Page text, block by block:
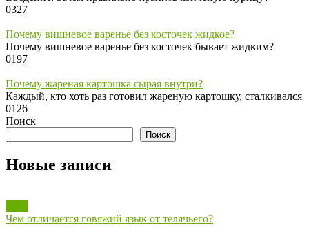
0327
Почему вишневое варенье без косточек жидкое?
Почему вишневое варенье без косточек бывает жидким?
0197
Почему жареная картошка сырая внутри?
Каждый, кто хоть раз готовил жареную картошку, сталкивался
0126
Поиск
Поиск
Новые записи
Чем отличается говяжий язык от телячьего?